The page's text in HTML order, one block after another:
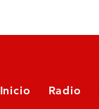
Inicio Radio